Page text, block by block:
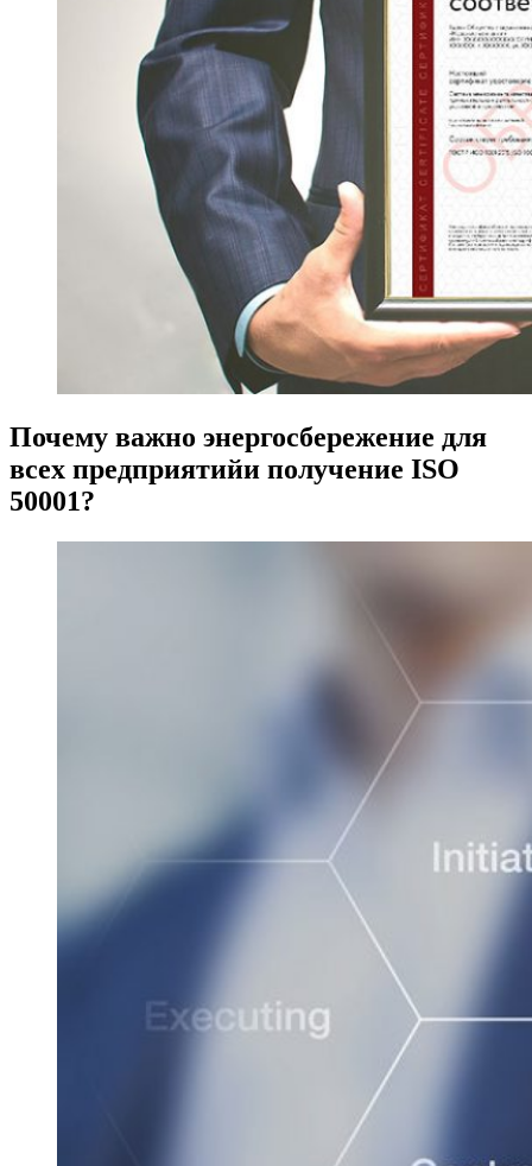
Почему важно энергосбережение для
всех предприятийи получение ISO
50001?